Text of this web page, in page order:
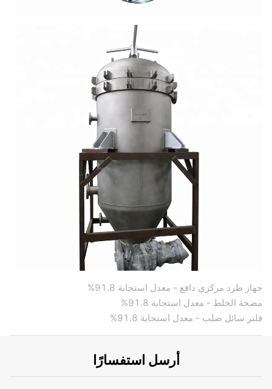
جهاز طرد مركزي دافع - معدل استجابة 91.8%
مضخة الخلط - معدل استجابة 91.8%
فلتر سائل صلب - معدل استجابة 91.8%
أرسل استفسارًا